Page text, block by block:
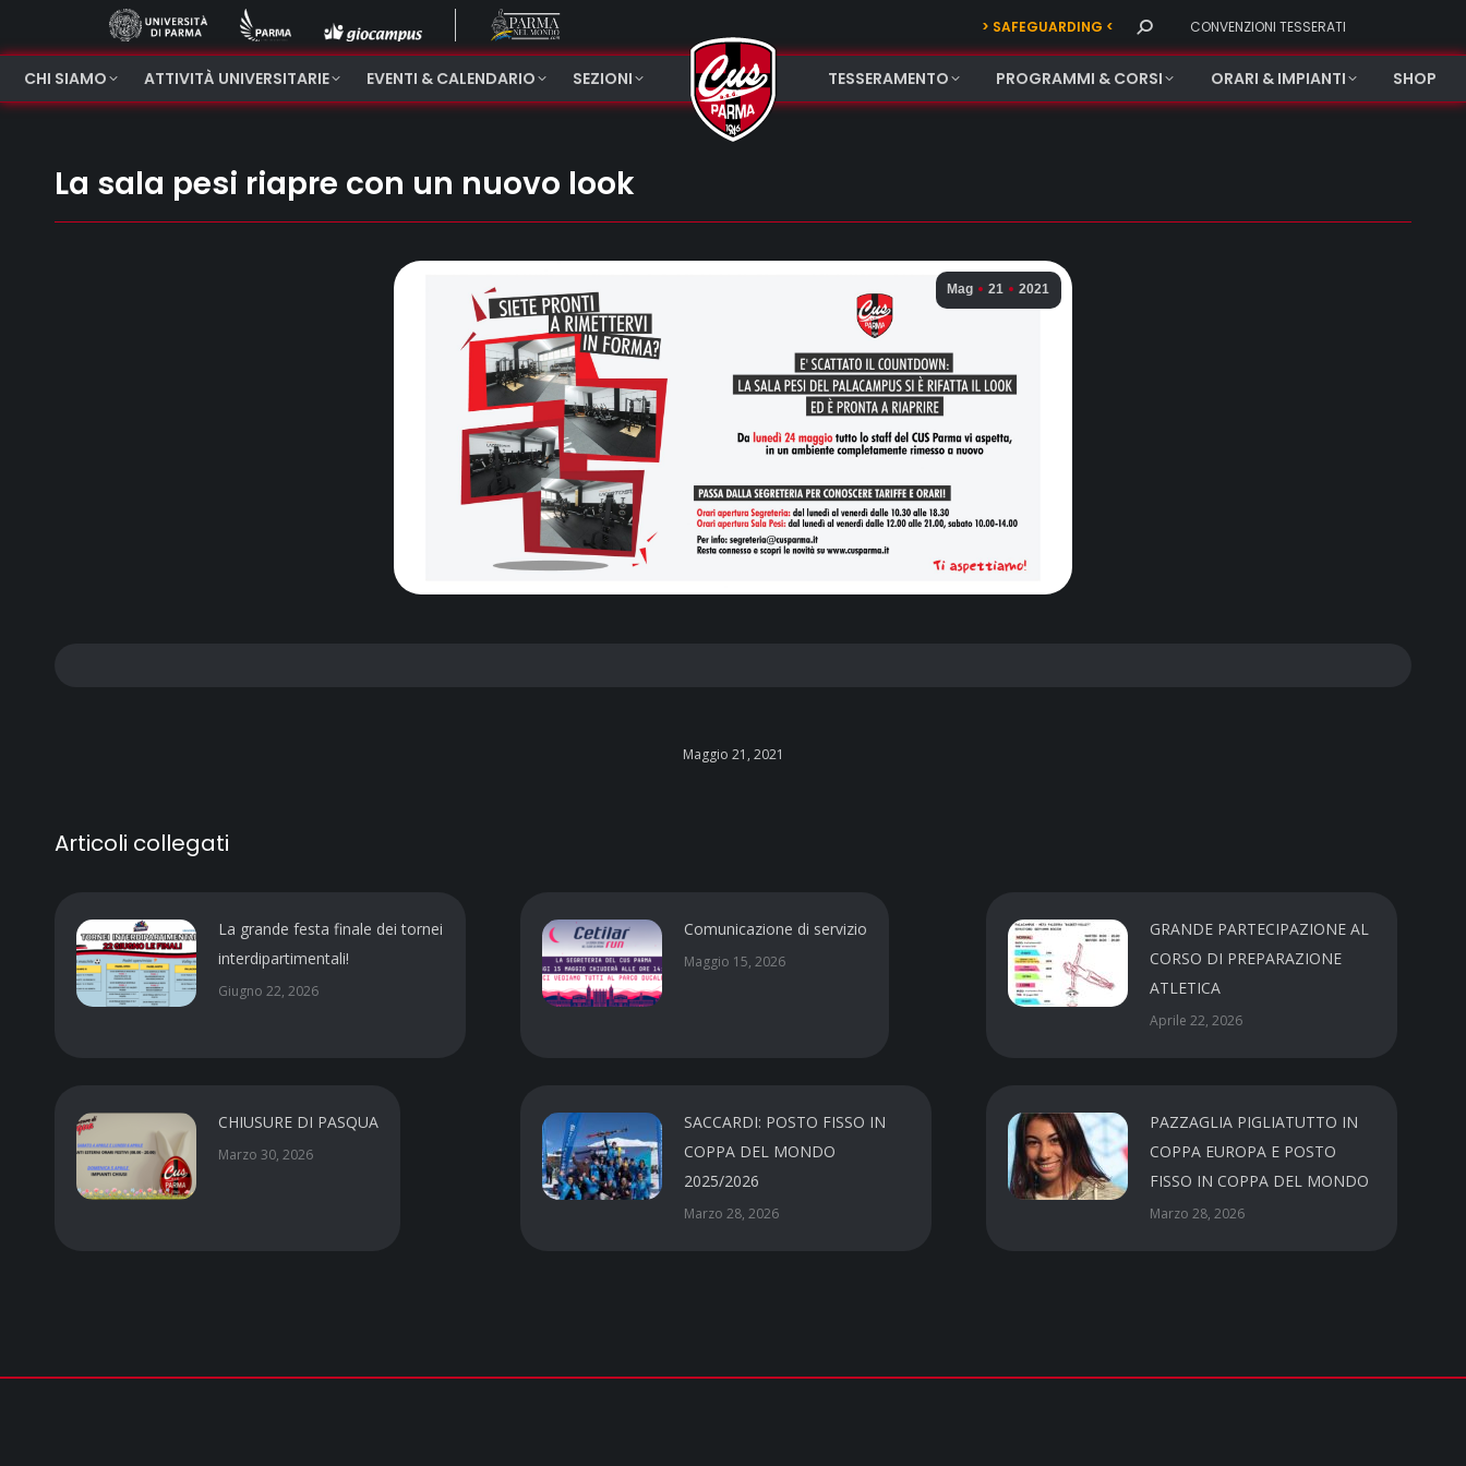
> SAFEGUARDING < Search: CONVENZIONI TESSERATI
CHI SIAMO ATTIVITÀ UNIVERSITARIE EVENTI & CALENDARIO SEZIONI TESSERAMENTO PROGRAMMI & CORSI ORARI & IMPIANTI SHOP
La sala pesi riapre con un nuovo look
Mag 21 2021
Maggio 21, 2021
Articoli collegati
La grande festa finale dei tornei
interdipartimentali!
Giugno 22, 2026
Comunicazione di servizio
Maggio 15, 2026
GRANDE PARTECIPAZIONE AL
CORSO DI PREPARAZIONE
ATLETICA
Aprile 22, 2026
CHIUSURE DI PASQUA
Marzo 30, 2026
SACCARDI: POSTO FISSO IN
COPPA DEL MONDO
2025/2026
Marzo 28, 2026
PAZZAGLIA PIGLIATUTTO IN
COPPA EUROPA E POSTO
FISSO IN COPPA DEL MONDO
Marzo 28, 2026